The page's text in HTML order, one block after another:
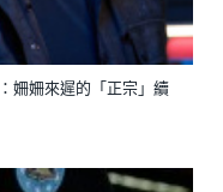
姍姍來遲的「正宗」續